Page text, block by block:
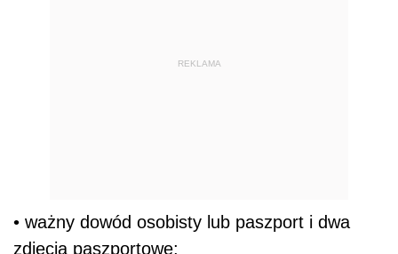
REKLAMA
• ważny dowód osobisty lub paszport i dwa
zdjęcia paszportowe;